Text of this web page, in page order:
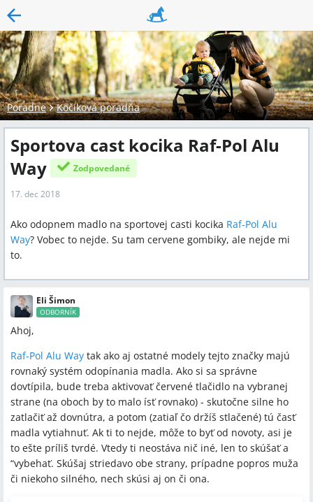
Poradne Kočíková poradňa
Sportova cast kocika Raf-Pol Alu
Way
Zodpovedané
17. dec 2018
Ako odopnem madlo na sportovej casti kocika Raf-Pol Alu
Way? Vobec to nejde. Su tam cervene gombiky, ale nejde mi
to.
Eli Šimon
ODBORNÍK
Ahoj,
Raf-Pol Alu Way tak ako aj ostatné modely tejto značky majú
rovnaký systém odopínania madla. Ako si sa správne
dovtípila, bude treba aktivovať červené tlačidlo na vybranej
strane (na oboch by to malo ísť rovnako) - skutočne silne ho
zatlačiť až dovnútra, a potom (zatiaľ čo držíš stlačené) tú časť
madla vytiahnuť. Ak ti to nejde, môže to byť od novoty, asi je
to ešte príliš tvrdé. Vtedy ti neostáva nič iné, len to skúšať a
“vybehať. Skúšaj striedavo obe strany, prípadne popros muža
či niekoho silného, nech skúsi aj on či ona.